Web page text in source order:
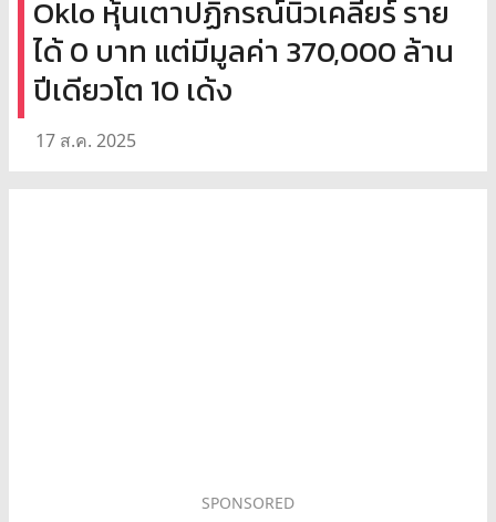
Oklo หุ้นเตาปฏิกรณ์นิวเคลียร์ ราย
ได้ 0 บาท แต่มีมูลค่า 370,000 ล้าน
ปีเดียวโต 10 เด้ง
17 ส.ค. 2025
SPONSORED